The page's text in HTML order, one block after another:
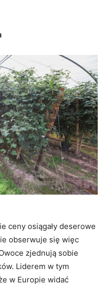
ceny osiągały deserowe
obserwuje się więc
zjednują sobie
Liderem w tym
w Europie widać